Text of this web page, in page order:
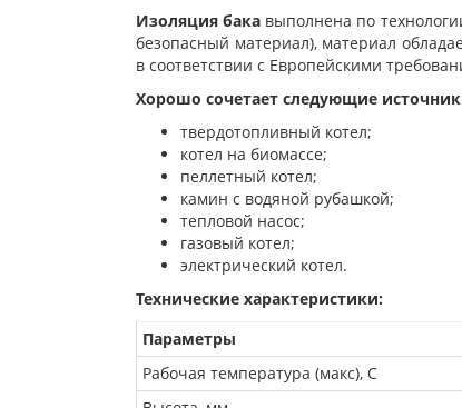
Изоляция бака выполнена по
безопасный материал), материал
в соответствии с Европейскими
Хорошо сочетает следующие
твердотопливный котел;
котел на биомассе;
пеллетный котел;
камин с водяной рубашкой;
тепловой насос;
газовый котел;
электрический котел.
Технические характеристики:
Параметры
Рабочая температура (макс), С